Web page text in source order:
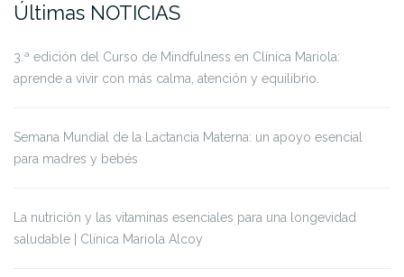
Últimas NOTICIAS
3.ª edición del Curso de Mindfulness en Clínica Mariola:
aprende a vivir con más calma, atención y equilibrio.
Semana Mundial de la Lactancia Materna: un apoyo esencial
para madres y bebés
La nutrición y las vitaminas esenciales para una longevidad
saludable | Clínica Mariola Alcoy